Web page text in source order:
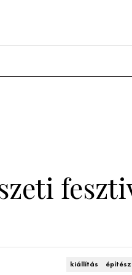
kiállítás